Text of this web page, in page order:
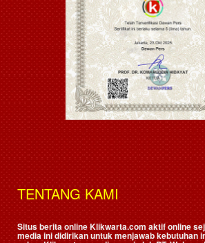
TENTANG KAMI
Situs berita online Klikwarta.com aktif online
media ini didirikan untuk menjawab kebutuhan